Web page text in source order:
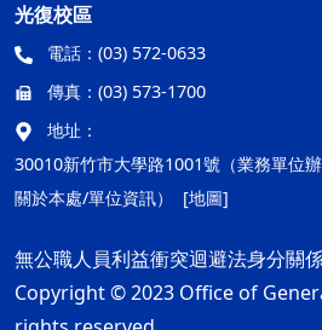
光復校區
電話： (03) 572-0633
傳真： (03) 573-1700
地址：
30010新竹市大學路1001號（業務單位
關於本處/單位資訊）
[地圖]
無公職人員利益衝突迴避法身分關
Copyright © 2023 Office of